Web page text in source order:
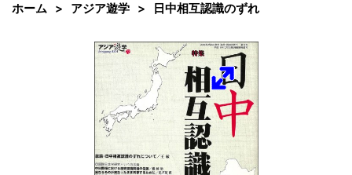
ホーム アジア遊学 日中相互認識のずれ